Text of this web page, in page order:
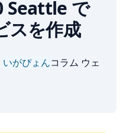
Seattle で
スを作成
いがぴょんコラム ウェ